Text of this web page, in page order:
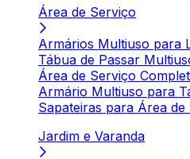
Área de Serviço
Armários Multiuso para
Tábua de Passar
Área de Serviço
Armário Multiuso para
Sapateiras para Área de
Jardim e Varanda